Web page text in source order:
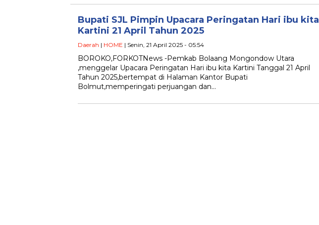
Bupati SJL Pimpin Upacara Peringatan Hari ibu kita
Kartini 21 April Tahun 2025
Daerah | HOME | Senin, 21 April 2025 - 05:54
BOROKO,FORKOTNews -Pemkab Bolaang Mongondow Utara
,menggelar Upacara Peringatan Hari ibu kita Kartini Tanggal 21 April
Tahun 2025,bertempat di Halaman Kantor Bupati
Bolmut,memperingati perjuangan dan…